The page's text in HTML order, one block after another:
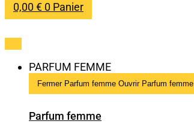
0,00€ 0 Panier
PARFUM FEMME
Fermer Parfum femme Ouvrir Parfum femme
Parfum femme